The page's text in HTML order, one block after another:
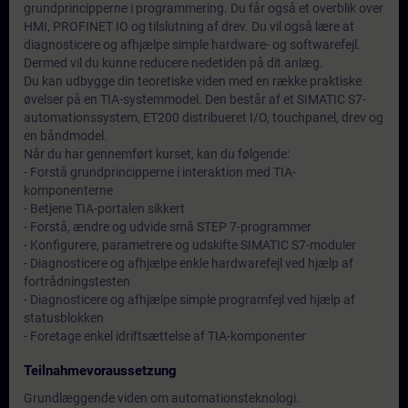
grundprincipperne i programmering. Du får også et overblik over
HMI, PROFINET IO og tilslutning af drev. Du vil også lære at
diagnosticere og afhjælpe simple hardware- og softwarefejl.
Dermed vil du kunne reducere nedetiden på dit anlæg.
Du kan udbygge din teoretiske viden med en række praktiske
øvelser på en TIA-systemmodel. Den består af et SIMATIC S7-
automationssystem, ET200 distribueret I/O, touchpanel, drev og
en båndmodel.
Når du har gennemført kurset, kan du følgende:
- Forstå grundprincipperne i interaktion med TIA-
komponenterne
- Betjene TIA-portalen sikkert
- Forstå, ændre og udvide små STEP 7-programmer
- Konfigurere, parametrere og udskifte SIMATIC S7-moduler
- Diagnosticere og afhjælpe enkle hardwarefejl ved hjælp af
fortrådningstesten
- Diagnosticere og afhjælpe simple programfejl ved hjælp af
statusblokken
- Foretage enkel idriftsættelse af TIA-komponenter
Teilnahmevoraussetzung
Grundlæggende viden om automationsteknologi.